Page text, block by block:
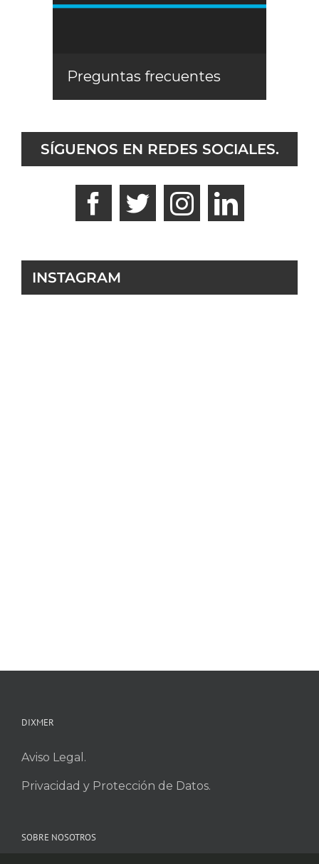
Preguntas frecuentes
SÍGUENOS EN REDES SOCIALES.
INSTAGRAM
DIXMER
Aviso Legal.
Privacidad y Protección de Datos.
SOBRE NOSOTROS